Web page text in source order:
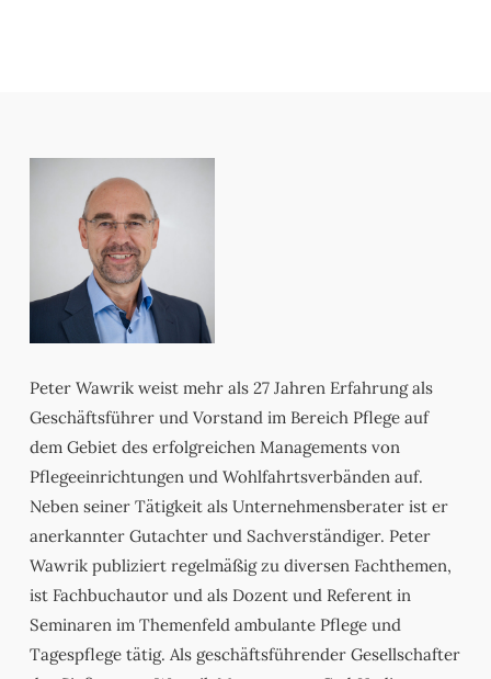
Peter Wawrik weist mehr als 27 Jahren Erfahrung als
Geschäftsführer und Vorstand im Bereich Pflege auf
dem Gebiet des erfolgreichen Managements von
Pflegeeinrichtungen und Wohlfahrtsverbänden auf.
Neben seiner Tätigkeit als Unternehmensberater ist er
anerkannter Gutachter und Sachverständiger. Peter
Wawrik publiziert regelmäßig zu diversen Fachthemen,
ist Fachbuchautor und als Dozent und Referent in
Seminaren im Themenfeld ambulante Pflege und
Tagespflege tätig. Als geschäftsführender Gesellschafter